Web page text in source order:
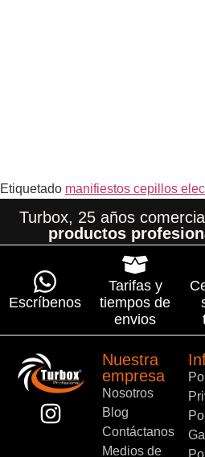
Etiquetado manifiestos cepillos
Turbox, 25 años
productos
Escríbenos
Tarifas y
tiempos de
envios
Nuestra
empresa
Nosotros
Blog
Contáctanos
Medios de